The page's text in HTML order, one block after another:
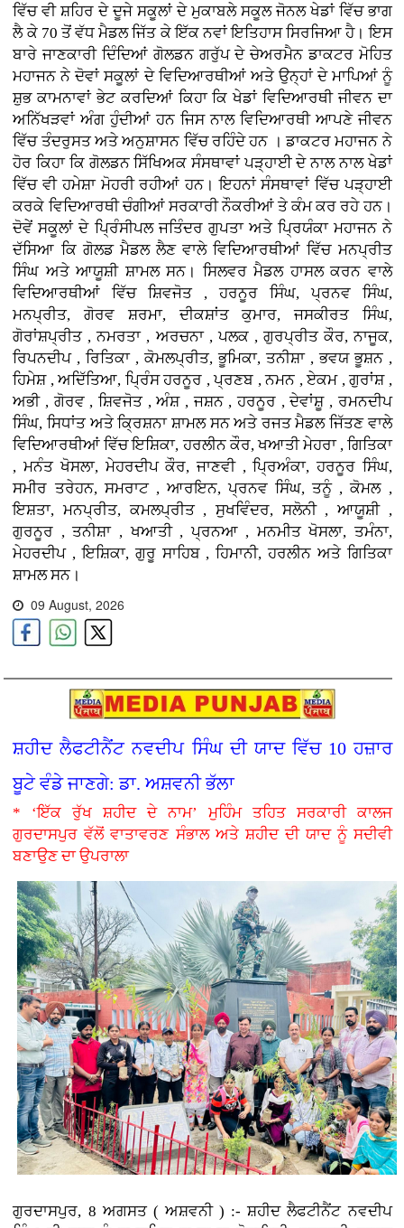
ਵਿੱਚ ਵੀ ਸ਼ਹਿਰ ਦੇ ਦੂਜੇ ਸਕੂਲਾਂ ਦੇ ਮੁਕਾਬਲੇ ਸਕੂਲ ਜੋਨਲ ਖੇਡਾਂ ਵਿੱਚ ਭਾਗ
ਲੈ ਕੇ 70 ਤੋਂ ਵੱਧ ਮੈਡਲ ਜਿੱਤ ਕੇ ਇੱਕ ਨਵਾਂ ਇਤਿਹਾਸ ਸਿਰਜਿਆ ਹੈ। ਇਸ
ਬਾਰੇ ਜਾਣਕਾਰੀ ਦਿੰਦਿਆਂ ਗੋਲਡਨ ਗਰੁੱਪ ਦੇ ਚੇਅਰਮੈਨ ਡਾਕਟਰ ਮੋਹਿਤ
ਮਹਾਜਨ ਨੇ ਦੋਵਾਂ ਸਕੂਲਾਂ ਦੇ ਵਿਦਿਆਰਥੀਆਂ ਅਤੇ ਉਨ੍ਹਾਂ ਦੇ ਮਾਪਿਆਂ ਨੂੰ
ਸ਼ੁਭ ਕਾਮਨਾਵਾਂ ਭੇਟ ਕਰਦਿਆਂ ਕਿਹਾ ਕਿ ਖੇਡਾਂ ਵਿਦਿਆਰਥੀ ਜੀਵਨ ਦਾ
ਅਨਿੱਖੜਵਾਂ ਅੰਗ ਹੁੰਦੀਆਂ ਹਨ ਜਿਸ ਨਾਲ ਵਿਦਿਆਰਥੀ ਆਪਣੇ ਜੀਵਨ
ਵਿੱਚ ਤੰਦਰੁਸਤ ਅਤੇ ਅਨੁਸ਼ਾਸਨ ਵਿੱਚ ਰਹਿੰਦੇ ਹਨ । ਡਾਕਟਰ ਮਹਾਜਨ ਨੇ
ਹੋਰ ਕਿਹਾ ਕਿ ਗੋਲਡਨ ਸਿੱਖਿਅਕ ਸੰਸਥਾਵਾਂ ਪੜ੍ਹਾਈ ਦੇ ਨਾਲ ਨਾਲ ਖੇਡਾਂ
ਵਿੱਚ ਵੀ ਹਮੇਸ਼ਾ ਮੋਹਰੀ ਰਹੀਆਂ ਹਨ। ਇਹਨਾਂ ਸੰਸਥਾਵਾਂ ਵਿੱਚ ਪੜ੍ਹਾਈ
ਕਰਕੇ ਵਿਦਿਆਰਥੀ ਚੰਗੀਆਂ ਸਰਕਾਰੀ ਨੌਕਰੀਆਂ ਤੇ ਕੰਮ ਕਰ ਰਹੇ ਹਨ।
ਦੋਵੇਂ ਸਕੂਲਾਂ ਦੇ ਪ੍ਰਿੰਸੀਪਲ ਜਤਿੰਦਰ ਗੁਪਤਾ ਅਤੇ ਪ੍ਰਿਯੰਕਾ ਮਹਾਜਨ ਨੇ
ਦੱਸਿਆ ਕਿ ਗੋਲਡ ਮੈਡਲ ਲੈਣ ਵਾਲੇ ਵਿਦਿਆਰਥੀਆਂ ਵਿੱਚ ਮਨਪ੍ਰੀਤ
ਸਿੰਘ ਅਤੇ ਆਯੂਸ਼ੀ ਸ਼ਾਮਲ ਸਨ। ਸਿਲਵਰ ਮੈਡਲ ਹਾਸਲ ਕਰਨ ਵਾਲੇ
ਵਿਦਿਆਰਥੀਆਂ ਵਿੱਚ ਸ਼ਿਵਜੋਤ , ਹਰਨੂਰ ਸਿੰਘ, ਪ੍ਰਨਵ ਸਿੰਘ,
ਮਨਪ੍ਰੀਤ, ਗੋਰਵ ਸ਼ਰਮਾ, ਦੀਕਸ਼ਾਂਤ ਕੁਮਾਰ, ਜਸਕੀਰਤ ਸਿੰਘ,
ਗੋਰਾਂਸ਼ਪ੍ਰੀਤ , ਨਮਰਤਾ , ਅਰਚਨਾ , ਪਲਕ , ਗੁਰਪ੍ਰੀਤ ਕੌਰ, ਨਾਜੂਕ,
ਰਿਪਨਦੀਪ , ਰਿਤਿਕਾ , ਕੋਮਲਪ੍ਰੀਤ, ਭੂਮਿਕਾ, ਤਨੀਸ਼ਾ , ਭਵਯ ਭੂਸ਼ਨ ,
ਹਿਮੇਸ਼ , ਅਦਿੱਤਿਆ, ਪ੍ਰਿੰਸ ਹਰਨੂਰ , ਪ੍ਰਣਬ , ਨਮਨ , ਏਕਮ , ਗੁਰਾਂਸ਼ ,
ਅਭੀ , ਗੋਰਵ , ਸ਼ਿਵਜੋਤ , ਅੰਸ਼ , ਜਸ਼ਨ , ਹਰਨੂਰ , ਦੇਵਾਂਸ਼ੂ , ਰਮਨਦੀਪ
ਸਿੰਘ, ਸਿਧਾਂਤ ਅਤੇ ਕ੍ਰਿਸ਼ਨਾ ਸ਼ਾਮਲ ਸਨ ਅਤੇ ਰਜਤ ਮੈਡਲ ਜਿੱਤਣ ਵਾਲੇ
ਵਿਦਿਆਰਥੀਆਂ ਵਿੱਚ ਇਸ਼ਿਕਾ, ਹਰਲੀਨ ਕੌਰ, ਖਆਤੀ ਮੇਹਰਾ , ਗਿਤਿਕਾ
, ਮਨੰਤ ਖੋਸਲਾ, ਮੇਹਰਦੀਪ ਕੌਰ, ਜਾਣਵੀ , ਪ੍ਰਿਅੰਕਾ, ਹਰਨੂਰ ਸਿੰਘ,
ਸਮੀਰ ਤਰੇਹਨ, ਸਮਰਾਟ , ਆਰਇਨ, ਪ੍ਰਨਵ ਸਿੰਘ, ਤਨੂੰ , ਕੋਮਲ ,
ਇਸ਼ਤਾ, ਮਨਪ੍ਰੀਤ, ਕਮਲਪ੍ਰੀਤ , ਸੁਖਵਿੰਦਰ, ਸਲੋਨੀ , ਆਯੂਸ਼ੀ ,
ਗੁਰਨੂਰ , ਤਨੀਸ਼ਾ , ਖਆਤੀ , ਪ੍ਰਨਆ , ਮਨਮੀਤ ਖੋਸਲਾ, ਤਮੰਨਾ,
ਮੇਹਰਦੀਪ , ਇਸ਼ਿਕਾ, ਗੁਰੂ ਸਾਹਿਬ , ਹਿਮਾਨੀ, ਹਰਲੀਨ ਅਤੇ ਗਿਤਿਕਾ
ਸ਼ਾਮਲ ਸਨ।
09 August, 2026
ਸ਼ਹੀਦ ਲੈਫਟੀਨੈਂਟ ਨਵਦੀਪ ਸਿੰਘ ਦੀ ਯਾਦ ਵਿੱਚ 10 ਹਜ਼ਾਰ
ਬੂਟੇ ਵੰਡੇ ਜਾਣਗੇ: ਡਾ. ਅਸ਼ਵਨੀ ਭੱਲਾ
* ‘ਇੱਕ ਰੁੱਖ ਸ਼ਹੀਦ ਦੇ ਨਾਮ’ ਮੁਹਿੰਮ ਤਹਿਤ ਸਰਕਾਰੀ ਕਾਲਜ
ਗੁਰਦਾਸਪੁਰ ਵੱਲੋਂ ਵਾਤਾਵਰਣ ਸੰਭਾਲ ਅਤੇ ਸ਼ਹੀਦ ਦੀ ਯਾਦ ਨੂੰ ਸਦੀਵੀ
ਬਣਾਉਣ ਦਾ ਉਪਰਾਲਾ
ਗੁਰਦਾਸਪੁਰ, 8 ਅਗਸਤ ( ਅਸ਼ਵਨੀ ) :-ਸ਼ਹੀਦ ਲੈਫਟੀਨੈਂਟ ਨਵਦੀਪ